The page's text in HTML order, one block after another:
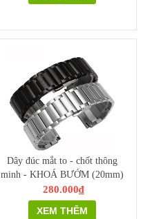
Dây đúc mắt to - chốt thông
minh - KHOÁ BƯỚM (20mm)
280.000₫
XEM THÊM